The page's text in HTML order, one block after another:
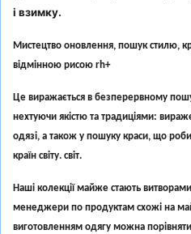
і взимку.
Мистецтво оновлення, пошук стилю,
відмінною рисою rh+
Це виражається в безперервному
нехтуючи якістю та традиціями:
одязі, а також у пошуку краси, що
країн світу. світ.
Наші колекції майже стають
менеджери по продуктам схожі на
виготовленням одягу можна